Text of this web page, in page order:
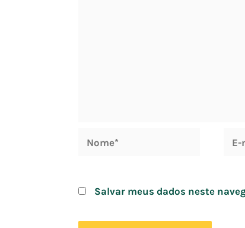
Salvar meus dados neste